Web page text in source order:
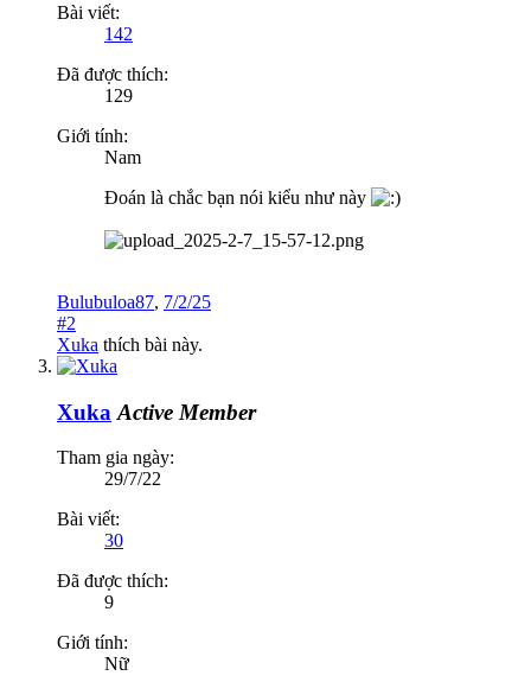
Bài viết:
142
Đã được thích:
129
Giới tính:
Nam
Đoán là chắc bạn nói kiểu như này
Bulubuloa87, 7/2/25
#2
Xuka thích bài này.
Xuka Active Member
Tham gia ngày:
29/7/22
Bài viết:
30
Đã được thích:
9
Giới tính:
Nữ